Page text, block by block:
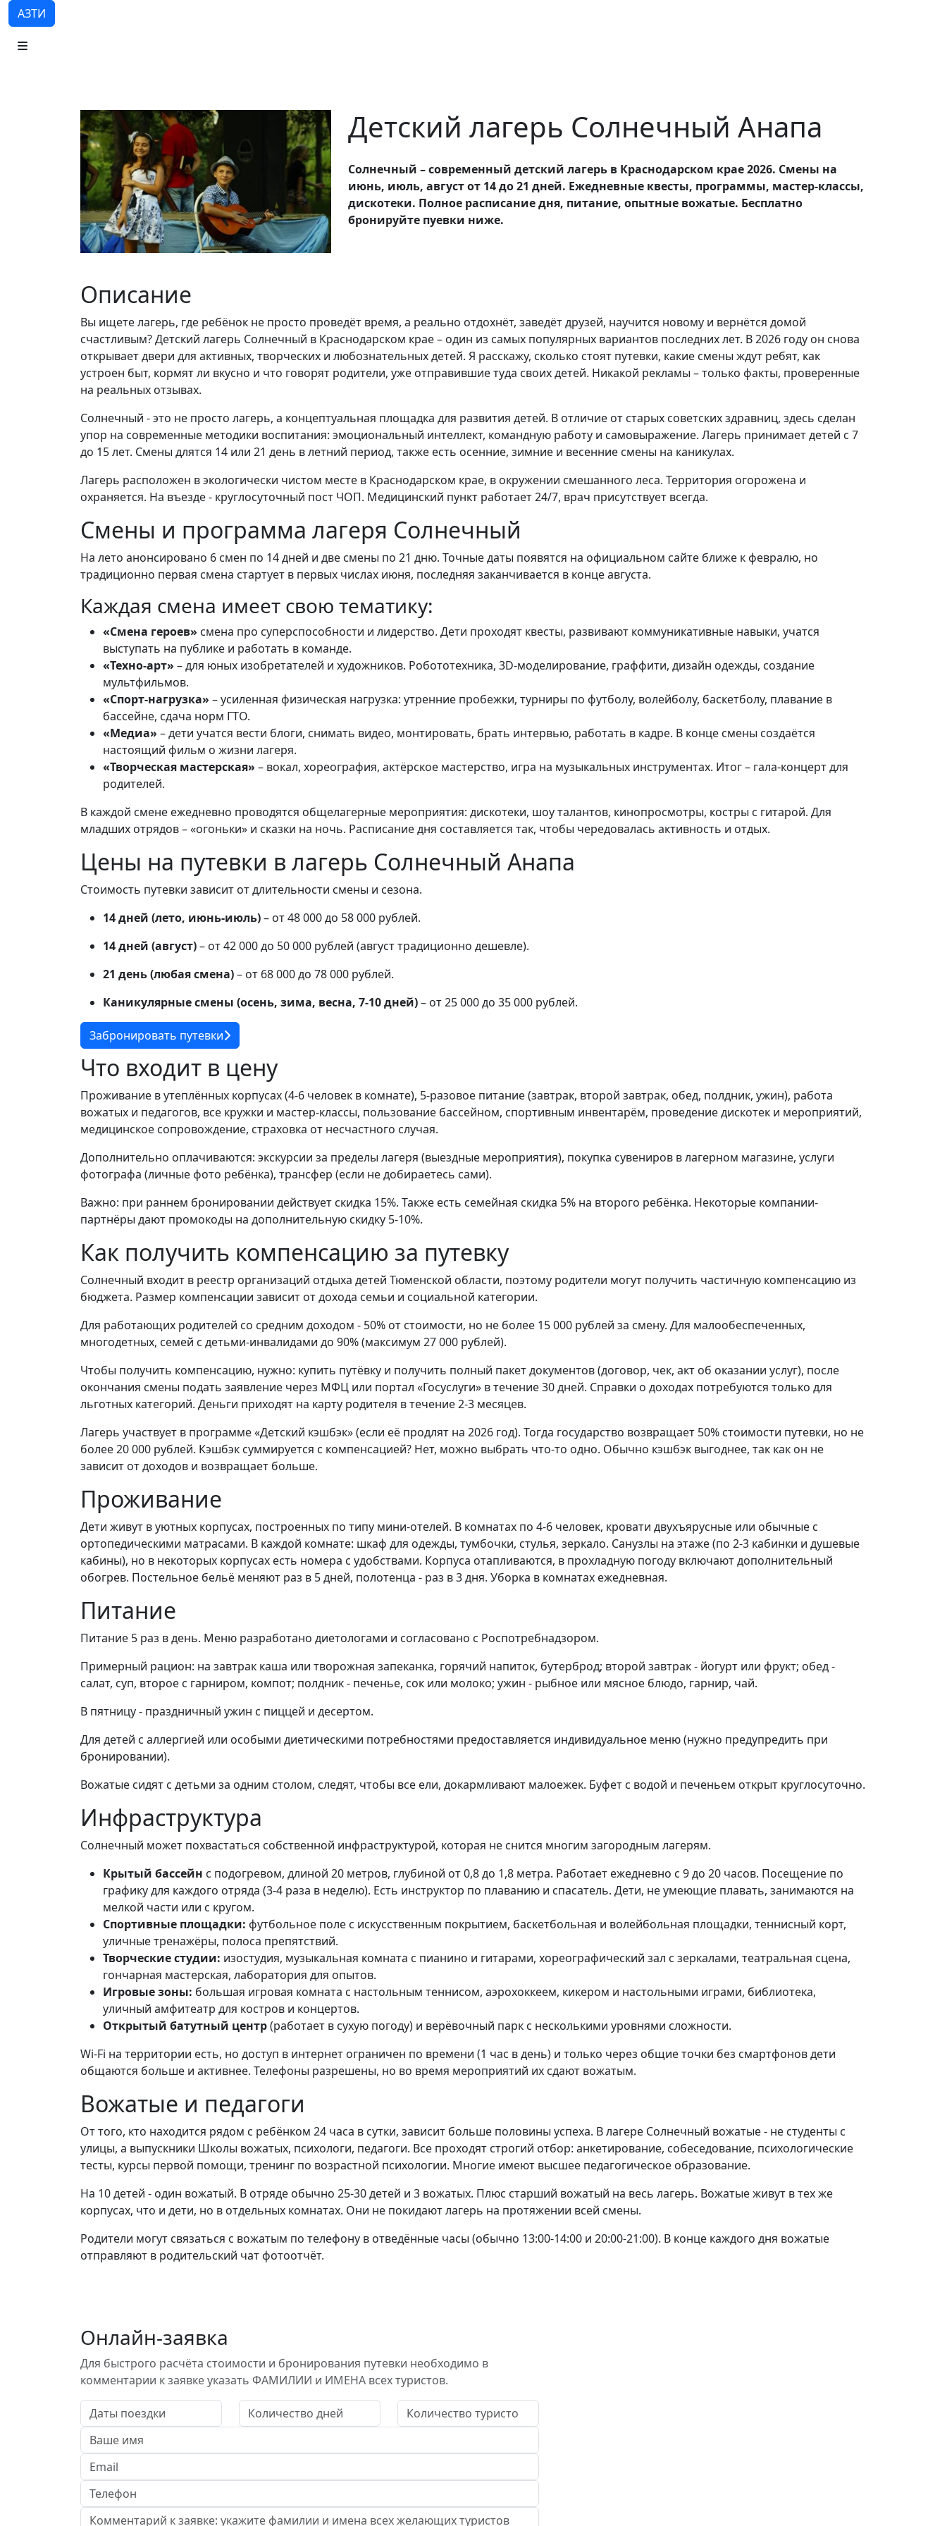
АЗТИ
Детский лагерь Солнечный Анапа
Солнечный – современный детский лагерь в Краснодарском крае 2026. Смены на
июнь, июль, август от 14 до 21 дней. Ежедневные квесты, программы, мастер-классы,
дискотеки. Полное расписание дня, питание, опытные вожатые. Бесплатно
бронируйте пуевки ниже.
Описание
Вы ищете лагерь, где ребёнок не просто проведёт время, а реально отдохнёт, заведёт друзей, научится новому и вернётся домой
счастливым? Детский лагерь Солнечный в Краснодарском крае – один из самых популярных вариантов последних лет. В 2026 году он снова
открывает двери для активных, творческих и любознательных детей. Я расскажу, сколько стоят путевки, какие смены ждут ребят, как
устроен быт, кормят ли вкусно и что говорят родители, уже отправившие туда своих детей. Никакой рекламы – только факты, проверенные
на реальных отзывах.
Солнечный - это не просто лагерь, а концептуальная площадка для развития детей. В отличие от старых советских здравниц, здесь сделан
упор на современные методики воспитания: эмоциональный интеллект, командную работу и самовыражение. Лагерь принимает детей с 7
до 15 лет. Смены длятся 14 или 21 день в летний период, также есть осенние, зимние и весенние смены на каникулах.
Лагерь расположен в экологически чистом месте в Краснодарском крае, в окружении смешанного леса. Территория огорожена и
охраняется. На въезде - круглосуточный пост ЧОП. Медицинский пункт работает 24/7, врач присутствует всегда.
Смены и программа лагеря Солнечный
На лето анонсировано 6 смен по 14 дней и две смены по 21 дню. Точные даты появятся на официальном сайте ближе к февралю, но
традиционно первая смена стартует в первых числах июня, последняя заканчивается в конце августа.
Каждая смена имеет свою тематику:
«Смена героев» смена про суперспособности и лидерство. Дети проходят квесты, развивают коммуникативные навыки, учатся
выступать на публике и работать в команде.
«Техно-арт» – для юных изобретателей и художников. Робототехника, 3D-моделирование, граффити, дизайн одежды, создание
мультфильмов.
«Спорт-нагрузка» – усиленная физическая нагрузка: утренние пробежки, турниры по футболу, волейболу, баскетболу, плавание в
бассейне, сдача норм ГТО.
«Медиа» – дети учатся вести блоги, снимать видео, монтировать, брать интервью, работать в кадре. В конце смены создаётся
настоящий фильм о жизни лагеря.
«Творческая мастерская» – вокал, хореография, актёрское мастерство, игра на музыкальных инструментах. Итог – гала-концерт для
родителей.
В каждой смене ежедневно проводятся общелагерные мероприятия: дискотеки, шоу талантов, кинопросмотры, костры с гитарой. Для
младших отрядов – «огоньки» и сказки на ночь. Расписание дня составляется так, чтобы чередовалась активность и отдых.
Цены на путевки в лагерь Солнечный Анапа
Стоимость путевки зависит от длительности смены и сезона.
14 дней (лето, июнь-июль)– от 48 000 до 58 000 рублей.
14 дней (август)– от 42 000 до 50 000 рублей (август традиционно дешевле).
21 день (любая смена)– от 68 000 до 78 000 рублей.
Каникулярные смены (осень, зима, весна, 7-10 дней)– от 25 000 до 35 000 рублей.
Забронировать путевки
Что входит в цену
Проживание в утеплённых корпусах (4-6 человек в комнате), 5-разовое питание (завтрак, второй завтрак, обед, полдник, ужин), работа
вожатых и педагогов, все кружки и мастер-классы, пользование бассейном, спортивным инвентарём, проведение дискотек и мероприятий,
медицинское сопровождение, страховка от несчастного случая.
Дополнительно оплачиваются: экскурсии за пределы лагеря (выездные мероприятия), покупка сувениров в лагерном магазине, услуги
фотографа (личные фото ребёнка), трансфер (если не добираетесь сами).
Важно: при раннем бронировании действует скидка 15%. Также есть семейная скидка 5% на второго ребёнка. Некоторые компании-
партнёры дают промокоды на дополнительную скидку 5-10%.
Как получить компенсацию за путевку
Солнечный входит в реестр организаций отдыха детей Тюменской области, поэтому родители могут получить частичную компенсацию из
бюджета. Размер компенсации зависит от дохода семьи и социальной категории.
Для работающих родителей со средним доходом - 50% от стоимости, но не более 15 000 рублей за смену. Для малообеспеченных,
многодетных, семей с детьми-инвалидами до 90% (максимум 27 000 рублей).
Чтобы получить компенсацию, нужно: купить путёвку и получить полный пакет документов (договор, чек, акт об оказании услуг), после
окончания смены подать заявление через МФЦ или портал «Госуслуги» в течение 30 дней. Справки о доходах потребуются только для
льготных категорий. Деньги приходят на карту родителя в течение 2-3 месяцев.
Лагерь участвует в программе «Детский кэшбэк» (если её продлят на 2026 год). Тогда государство возвращает 50% стоимости путевки, но не
более 20 000 рублей. Кэшбэк суммируется с компенсацией? Нет, можно выбрать что-то одно. Обычно кэшбэк выгоднее, так как он не
зависит от доходов и возвращает больше.
Проживание
Дети живут в уютных корпусах, построенных по типу мини-отелей. В комнатах по 4-6 человек, кровати двухъярусные или обычные с
ортопедическими матрасами. В каждой комнате: шкаф для одежды, тумбочки, стулья, зеркало. Санузлы на этаже (по 2-3 кабинки и душевые
кабины), но в некоторых корпусах есть номера с удобствами. Корпуса отапливаются, в прохладную погоду включают дополнительный
обогрев. Постельное бельё меняют раз в 5 дней, полотенца - раз в 3 дня. Уборка в комнатах ежедневная.
Питание
Питание 5 раз в день. Меню разработано диетологами и согласовано с Роспотребнадзором.
Примерный рацион: на завтрак каша или творожная запеканка, горячий напиток, бутерброд; второй завтрак - йогурт или фрукт; обед -
салат, суп, второе с гарниром, компот; полдник - печенье, сок или молоко; ужин - рыбное или мясное блюдо, гарнир, чай.
В пятницу - праздничный ужин с пиццей и десертом.
Для детей с аллергией или особыми диетическими потребностями предоставляется индивидуальное меню (нужно предупредить при
бронировании).
Вожатые сидят с детьми за одним столом, следят, чтобы все ели, докармливают малоежек. Буфет с водой и печеньем открыт круглосуточно.
Инфраструктура
Солнечный может похвастаться собственной инфраструктурой, которая не снится многим загородным лагерям.
Крытый бассейн с подогревом, длиной 20 метров, глубиной от 0,8 до 1,8 метра. Работает ежедневно с 9 до 20 часов. Посещение по
графику для каждого отряда (3-4 раза в неделю). Есть инструктор по плаванию и спасатель. Дети, не умеющие плавать, занимаются на
мелкой части или с кругом.
Спортивные площадки: футбольное поле с искусственным покрытием, баскетбольная и волейбольная площадки, теннисный корт,
уличные тренажёры, полоса препятствий.
Творческие студии: изостудия, музыкальная комната с пианино и гитарами, хореографический зал с зеркалами, театральная сцена,
гончарная мастерская, лаборатория для опытов.
Игровые зоны: большая игровая комната с настольным теннисом, аэрохоккеем, кикером и настольными играми, библиотека,
уличный амфитеатр для костров и концертов.
Открытый батутный центр(работает в сухую погоду) и верёвочный парк с несколькими уровнями сложности.
Wi-Fi на территории есть, но доступ в интернет ограничен по времени (1 час в день) и только через общие точки без смартфонов дети
общаются больше и активнее. Телефоны разрешены, но во время мероприятий их сдают вожатым.
Вожатые и педагоги
От того, кто находится рядом с ребёнком 24 часа в сутки, зависит больше половины успеха. В лагере Солнечный вожатые - не студенты с
улицы, а выпускники Школы вожатых, психологи, педагоги. Все проходят строгий отбор: анкетирование, собеседование, психологические
тесты, курсы первой помощи, тренинг по возрастной психологии. Многие имеют высшее педагогическое образование.
На 10 детей - один вожатый. В отряде обычно 25-30 детей и 3 вожатых. Плюс старший вожатый на весь лагерь. Вожатые живут в тех же
корпусах, что и дети, но в отдельных комнатах. Они не покидают лагерь на протяжении всей смены.
Родители могут связаться с вожатым по телефону в отведённые часы (обычно 13:00-14:00 и 20:00-21:00). В конце каждого дня вожатые
отправляют в родительский чат фотоотчёт.
Онлайн-заявка
Для быстрого расчёта стоимости и бронирования путевки необходимо в
комментарии к заявке указать ФАМИЛИИ и ИМЕНА всех туристов.